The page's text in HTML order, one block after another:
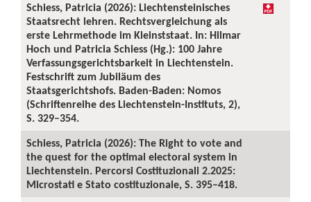
Schiess, Patricia (2026): Liechtensteinisches
Staatsrecht lehren. Rechtsvergleichung als
erste Lehrmethode im Kleinststaat. In: Hilmar
Hoch und Patricia Schiess (Hg.): 100 Jahre
Verfassungsgerichtsbarkeit in Liechtenstein.
Festschrift zum Jubiläum des
Staatsgerichtshofs. Baden-Baden: Nomos
(Schriftenreihe des Liechtenstein-Instituts, 2),
S. 329–354.
Schiess, Patricia (2026): The Right to vote and
the quest for the optimal electoral system in
Liechtenstein. Percorsi Costituzionali 2.2025:
Microstati e Stato costituzionale, S. 395–418.